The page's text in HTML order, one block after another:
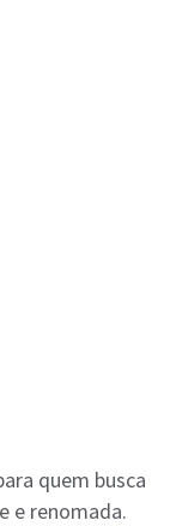
quem busca
e renomada.